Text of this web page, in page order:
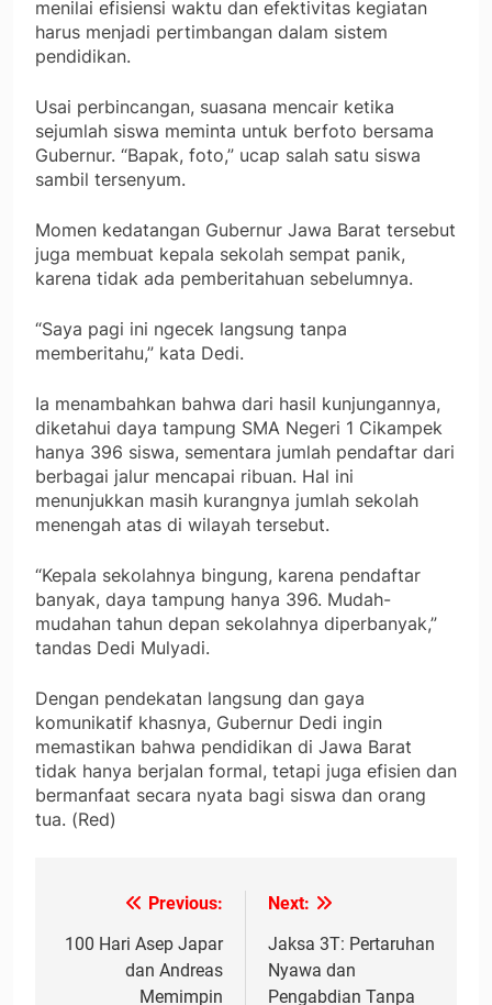
menilai efisiensi waktu dan efektivitas kegiatan
harus menjadi pertimbangan dalam sistem
pendidikan.
Usai perbincangan, suasana mencair ketika
sejumlah siswa meminta untuk berfoto bersama
Gubernur. “Bapak, foto,” ucap salah satu siswa
sambil tersenyum.
Momen kedatangan Gubernur Jawa Barat tersebut
juga membuat kepala sekolah sempat panik,
karena tidak ada pemberitahuan sebelumnya.
“Saya pagi ini ngecek langsung tanpa
memberitahu,” kata Dedi.
Ia menambahkan bahwa dari hasil kunjungannya,
diketahui daya tampung SMA Negeri 1 Cikampek
hanya 396 siswa, sementara jumlah pendaftar dari
berbagai jalur mencapai ribuan. Hal ini
menunjukkan masih kurangnya jumlah sekolah
menengah atas di wilayah tersebut.
“Kepala sekolahnya bingung, karena pendaftar
banyak, daya tampung hanya 396. Mudah-
mudahan tahun depan sekolahnya diperbanyak,”
tandas Dedi Mulyadi.
Dengan pendekatan langsung dan gaya
komunikatif khasnya, Gubernur Dedi ingin
memastikan bahwa pendidikan di Jawa Barat
tidak hanya berjalan formal, tetapi juga efisien dan
bermanfaat secara nyata bagi siswa dan orang
tua. (Red)
Navigasi
pos
Previous:
100 Hari Asep Japar
dan Andreas
Memimpin
Next:
Jaksa 3T: Pertaruhan
Nyawa dan
Pengabdian Tanpa